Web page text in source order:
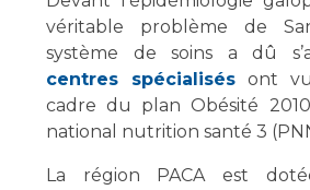
Salon des familles
Transports sanitaires
Vos droits, vos devoirs
Les structures de recherche
Écoles et Instituts de
Plateforme des internes
véritable problème de
système de soins a dû
centres spécialisésont vu
cadre du plan Obésité
national nutrition santé 3
La région PACA est